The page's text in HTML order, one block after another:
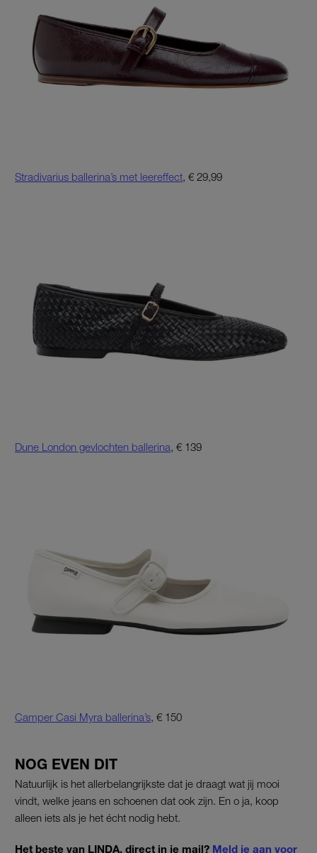
Stradivarius ballerina’s met leereffect, € 29,99
Dune London gevlochten ballerina, € 139
Camper Casi Myra ballerina’s, € 150
NOG EVEN DIT
Natuurlijk is het allerbelangrijkste dat je draagt wat jij mooi
vindt, welke jeans en schoenen dat ook zijn. En o ja, koop
alleen iets als je het écht nodig hebt.
Het beste van LINDA. direct in je mail? Meld je aan voor